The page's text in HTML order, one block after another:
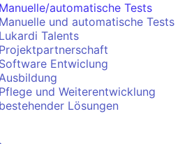
Manuelle/automatische Tests
Manuelle und automatische Tests
Lukardi Talents
Projektpartnerschaft
Software Entwiclung
Pflege und Weiterentwicklung
bestehender Lösungen